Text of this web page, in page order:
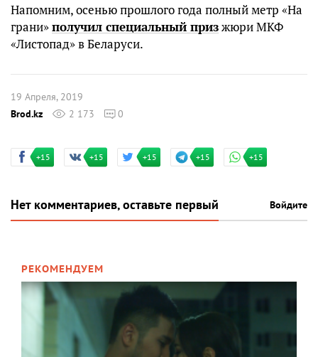
Напомним, осенью прошлого года полный метр «На
грани»получил специальный призжюри МКФ
«Листопад» в Беларуси.
19 Апреля, 2019
Brod.kz
2 173 0
+15 +15 +15 +15 +15
Нет комментариев, оставьте первый Войдите
РЕКОМЕНДУЕМ